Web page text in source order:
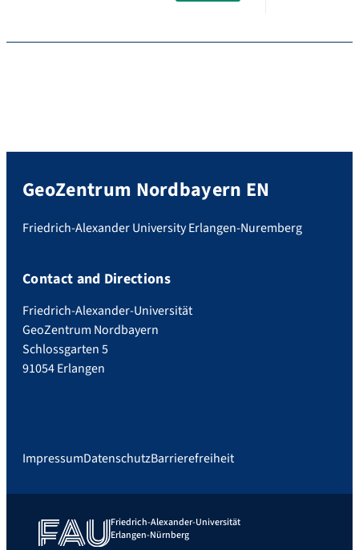
GeoZentrum Nordbayern EN
Friedrich-Alexander University Erlangen-Nuremberg
Contact and Directions
Friedrich-Alexander-Universität
GeoZentrum Nordbayern
Schlossgarten 5
91054 Erlangen
ImpressumDatenschutzBarrierefreiheit
Friedrich-Alexander-Universität
Erlangen-Nürnberg